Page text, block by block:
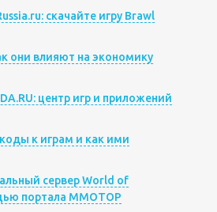
скачайте игру Brawl
они влияют на экономику
центр игр и приложений
к играм и как ими
сервер World of
портала MMOTOP